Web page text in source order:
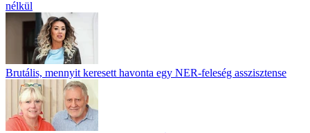
nélkül
Brutális, mennyit keresett havonta egy NER-feleség asszisztense